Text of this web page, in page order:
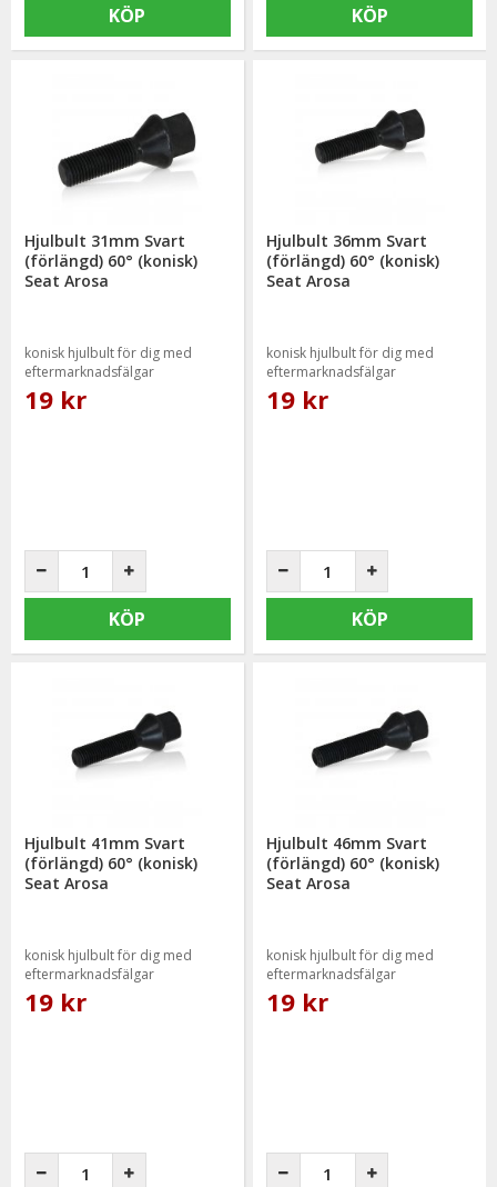
KÖP KÖP
Hjulbult 31mm Svart
(förlängd) 60° (konisk)
Seat Arosa
konisk hjulbult för dig med
eftermarknadsfälgar
19 kr
KÖP
Hjulbult 36mm Svart
(förlängd) 60° (konisk)
Seat Arosa
konisk hjulbult för dig med
eftermarknadsfälgar
19 kr
KÖP
Hjulbult 41mm Svart
(förlängd) 60° (konisk)
Seat Arosa
konisk hjulbult för dig med
eftermarknadsfälgar
19 kr
Hjulbult 46mm Svart
(förlängd) 60° (konisk)
Seat Arosa
konisk hjulbult för dig med
eftermarknadsfälgar
19 kr